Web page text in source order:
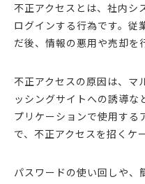
不正アクセスとは、社内シ
ログインする行為です。従
だ後、情報の悪用や売却を
不正アクセスの原因は、マ
ッシングサイトへの誘導な
プリケーションで使用する
で、不正アクセスを招くケ
パスワードの使い回しや、